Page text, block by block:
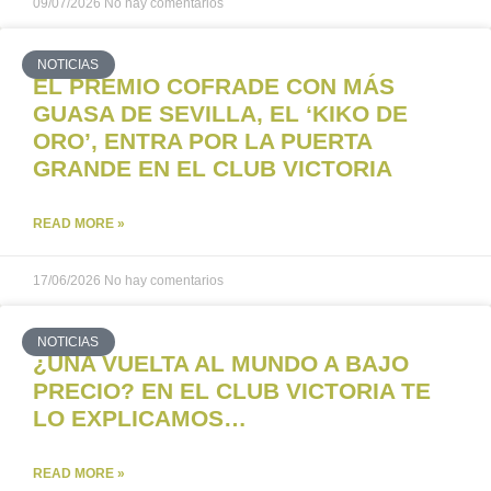
NOTICIAS
EL PREMIO COFRADE CON MÁS
GUASA DE SEVILLA, EL ‘KIKO DE
ORO’, ENTRA POR LA PUERTA
GRANDE EN EL CLUB VICTORIA
READ MORE »
17/06/2026 No hay comentarios
NOTICIAS
¿UNA VUELTA AL MUNDO A BAJO
PRECIO? EN EL CLUB VICTORIA TE
LO EXPLICAMOS…
READ MORE »